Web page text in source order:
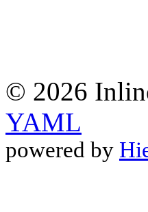
© 2026
YAML
powered by